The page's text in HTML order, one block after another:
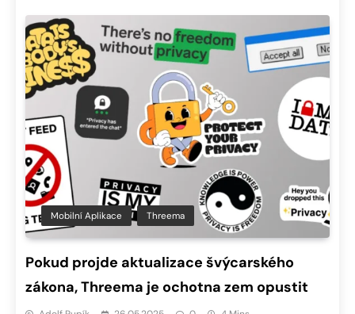
Mobilní Aplikace Threema
Pokud projde aktualizace švýcarského
zákona, Threema je ochotna zem opustit